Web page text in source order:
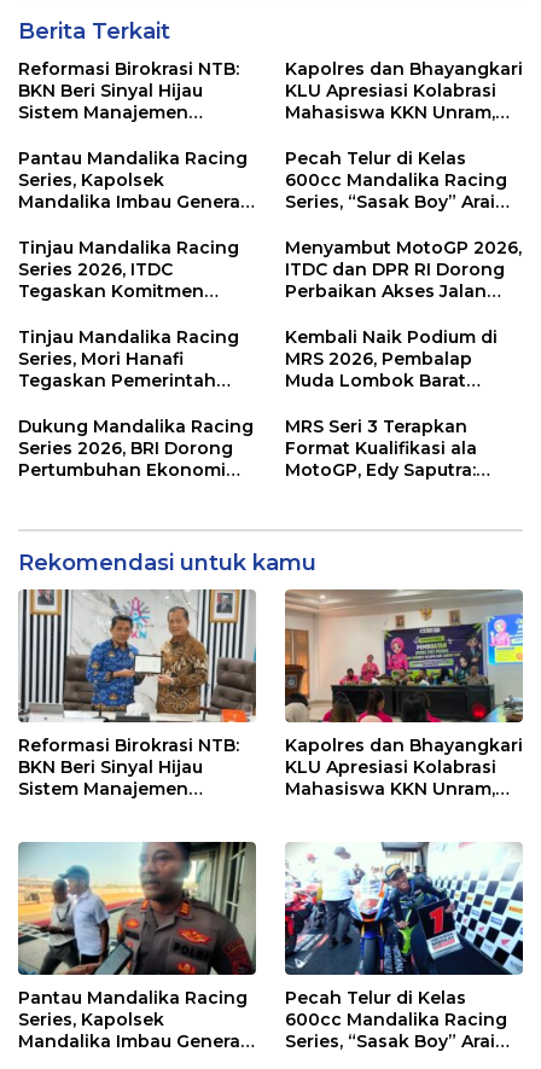
Berita Terkait
Reformasi Birokrasi NTB:
BKN Beri Sinyal Hijau
Sistem Manajemen
Kapolres dan Bhayangkari
KLU Apresiasi Kolabrasi
Mahasiswa KKN Unram,
Sampah Jadi Rupiah
Pantau Mandalika Racing
Series, Kapolsek
Mandalika Imbau Generasi
Sirkuit, Bukan Jalan Raya
Pecah Telur di Kelas
600cc Mandalika Racing
Series, “Sasak Boy” Arai
Kemenangan
Tinjau Mandalika Racing
Series 2026, ITDC
Tegaskan Komitmen
Dampak Ekonomi
Kawasan
Menyambut MotoGP 2026,
ITDC dan DPR RI Dorong
Perbaikan Akses Jalan
di KEK Mandalika
Tinjau Mandalika Racing
Series, Mori Hanafi
Tegaskan Pemerintah
NTB
Kembali Naik Podium di
MRS 2026, Pembalap
Muda Lombok Barat
Menuju Tingkat Asia
Dukung Mandalika Racing
Series 2026, BRI Dorong
Pertumbuhan Ekonomi
MRS Seri 3 Terapkan
Format Kualifikasi ala
MotoGP, Edy Saputra:
Rekomendasi untuk kamu
Reformasi Birokrasi NTB:
BKN Beri Sinyal Hijau
Sistem Manajemen
Kapolres dan Bhayangkari
KLU Apresiasi Kolabrasi
Mahasiswa KKN Unram,
Pantau Mandalika Racing
Series, Kapolsek
Mandalika Imbau Generasi
Pecah Telur di Kelas
600cc Mandalika Racing
Series, “Sasak Boy” Arai